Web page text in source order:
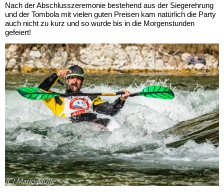
Nach der Abschlusszeremonie bestehend aus der Siegerehrung
und der Tombola mit vielen guten Preisen kam natürlich die Party
auch nicht zu kurz und so wurde bis in die Morgenstunden
gefeiert!